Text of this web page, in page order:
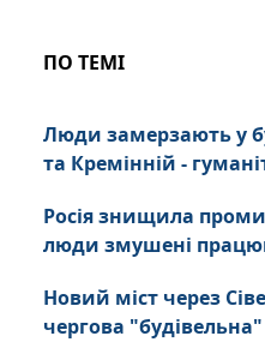
ПО ТЕМІ
Люди замерзають у
та Кремінній -
Росія знищила
люди змушені
Новий міст через
чергова